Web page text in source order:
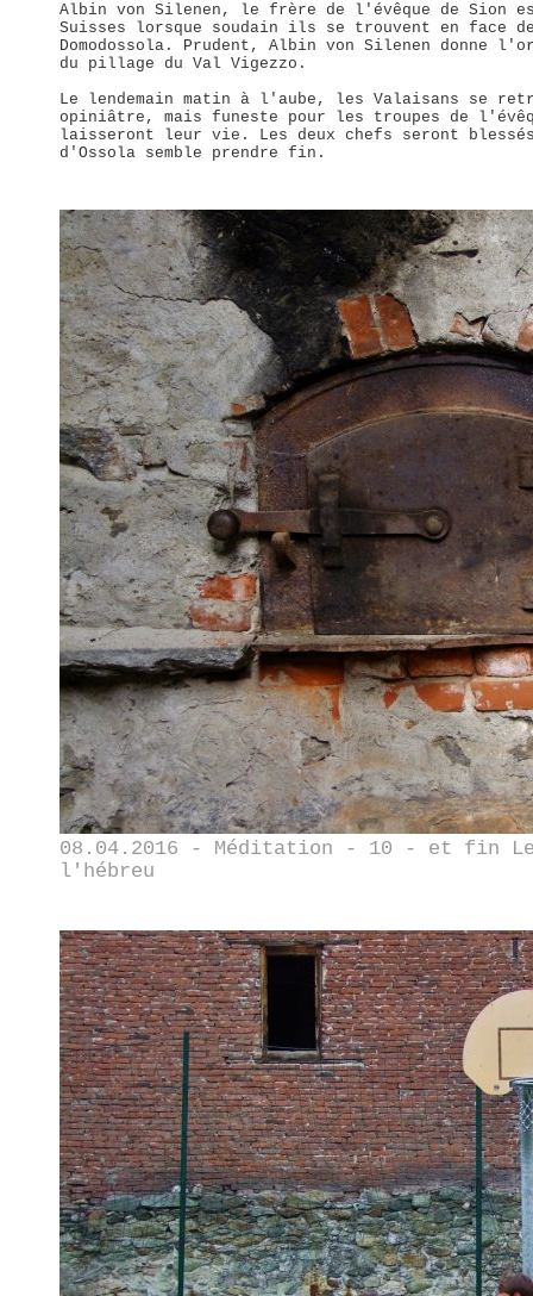
Albin von Silenen, le frère de l'évêque de Sion
Suisses lorsque soudain ils se trouvent en face
Domodossola. Prudent, Albin von Silenen donne
du pillage du Val Vigezzo.
Le lendemain matin à l'aube, les Valaisans se
opiniâtre, mais funeste pour les troupes de
laisseront leur vie. Les deux chefs seront
d'Ossola semble prendre fin.
08.04.2016 - Méditation - 10 - et fin
l'hébreu